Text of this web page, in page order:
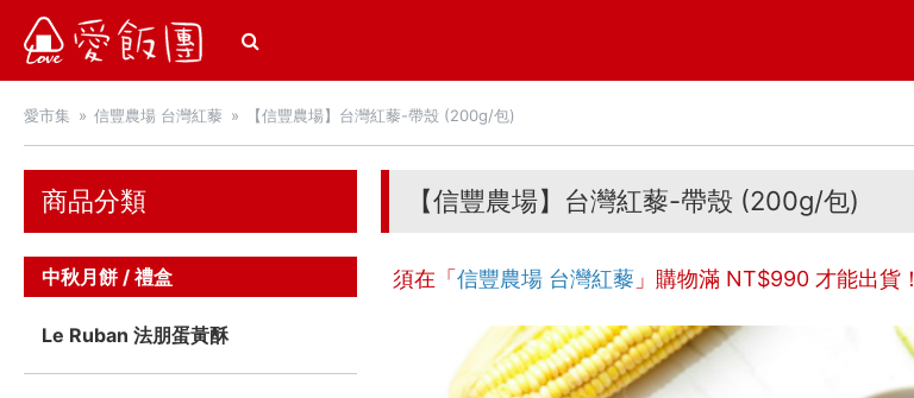
愛飯團
愛市集 信豐農場 台灣紅藜 【信豐農場】台灣紅藜-帶殼 (200g/包)
【信豐農場】台灣紅藜-帶殼 (200g/包)
須在「信豐農場 台灣紅藜 」購物滿 NT$990 才能出貨！
商品分類
中秋月餅 / 禮盒
Le Ruban 法朋蛋黃酥